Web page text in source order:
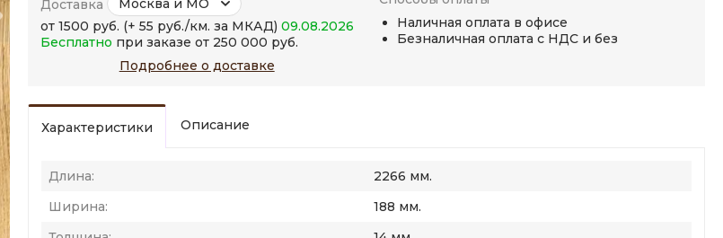
Доставка
Москва и МО
от 1500 руб. (+ 55 руб./км. за МКАД) 09.08.2026
Бесплатно при заказе от 250 000 руб.
Подробнее о доставке
Наличная оплата в офисе
Безналичная оплата с НДС и без
Характеристики Описание
Длина:
2266 мм.
Ширина:
188 мм.